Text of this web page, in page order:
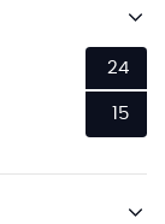
24
15